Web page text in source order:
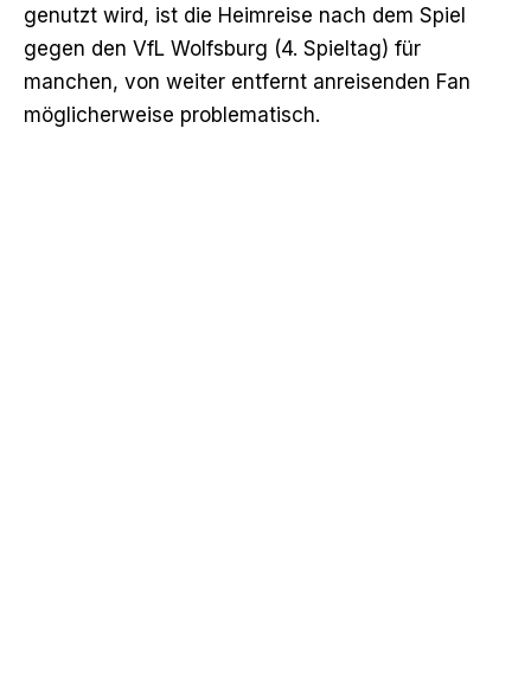
genutzt wird, ist die Heimreise nach dem Spiel
gegen den VfL Wolfsburg (4. Spieltag) für
manchen, von weiter entfernt anreisenden Fan
möglicherweise problematisch.